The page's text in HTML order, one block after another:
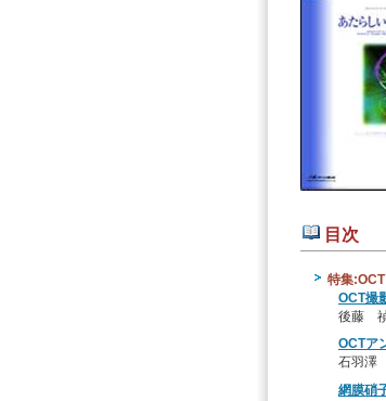
目次
特集
OCT撮
後藤
OCTア
石羽澤
網膜硝